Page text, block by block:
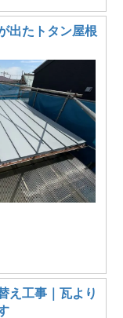
出たトタン屋根
え工事｜瓦より